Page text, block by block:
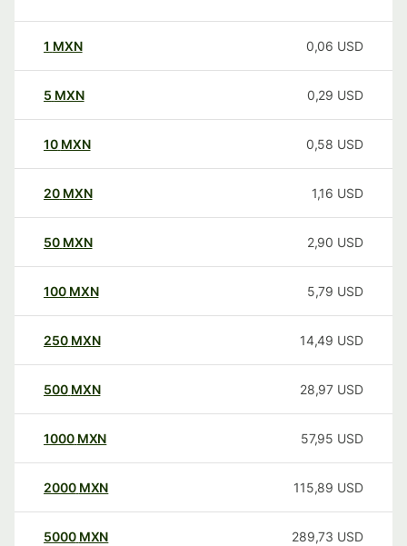
1 MXN 0,06 USD
5 MXN 0,29 USD
10 MXN 0,58 USD
20 MXN 1,16 USD
50 MXN 2,90 USD
100 MXN 5,79 USD
250 MXN 14,49 USD
500 MXN 28,97 USD
1000 MXN 57,95 USD
2000 MXN 115,89 USD
5000 MXN 289,73 USD